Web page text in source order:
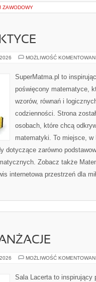
ZAWODOWY
MOŻLIWOŚĆ
SuperMatma.pl to
poświęcony matematyce,
wzorów, równań i
codzienności. Strona
osobach, które chcą
matematyki. To miejsce,
dotyczące zarówno
Zobacz także
internetowa przestrzeń dla
MOŻLIWOŚĆ
Sala Lacerta to inspirujący